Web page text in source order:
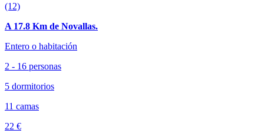
(12)
A 17.8 Km de Novallas.
Entero o habitación
2 - 16 personas
5 dormitorios
11 camas
22 €